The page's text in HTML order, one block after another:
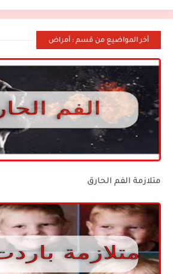
أخر المواضيع من قسم : أمراض
متلازمة الفم الحارق